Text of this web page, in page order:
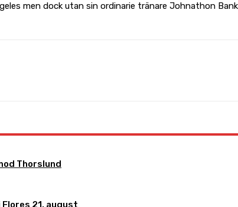
men dock utan sin ordinarie tränare Johnathon
Thorslund
21. august